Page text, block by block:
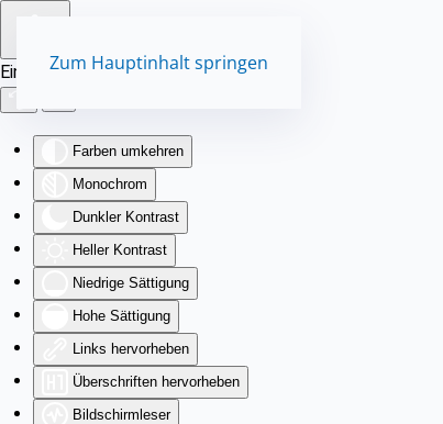
Eingabehilfen öffnen
Farben umkehren
Monochrom
Dunkler Kontrast
Heller Kontrast
Niedrige Sättigung
Hohe Sättigung
Links hervorheben
Überschriften hervorheben
Bildschirmleser
Zum Hauptinhalt springen